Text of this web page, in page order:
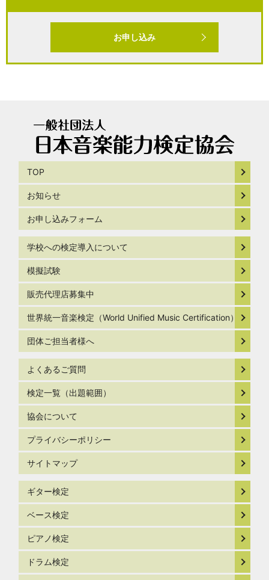
お申し込み
TOP
お知らせ
お申し込みフォーム
学校への検定導入について
模擬試験
販売代理店募集中
世界統一音楽検定（World Unified Music Certification）
団体ご担当者様へ
よくあるご質問
検定一覧（出題範囲）
協会について
プライバシーポリシー
サイトマップ
ギター検定
ベース検定
ピアノ検定
ドラム検定